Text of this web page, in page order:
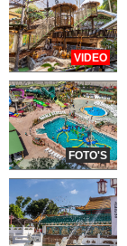
VIDEO
FOTO'S